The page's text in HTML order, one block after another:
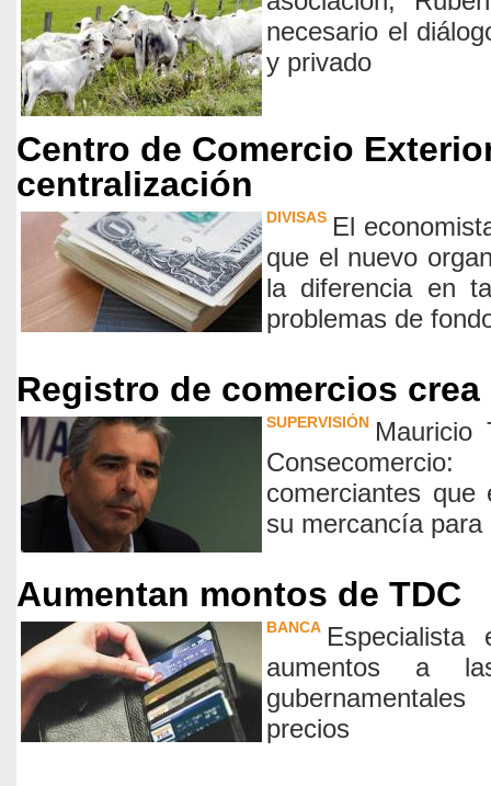
necesario el
y privado
Centro de Comercio
centralización
DIVISAS El
que el nuevo
la diferencia en
problemas de
Registro de comercios
SUPERVISIÓN Mauricio
comerciantes que
su mercancía
Aumentan montos de TDC
BANCA
aumentos a
precios